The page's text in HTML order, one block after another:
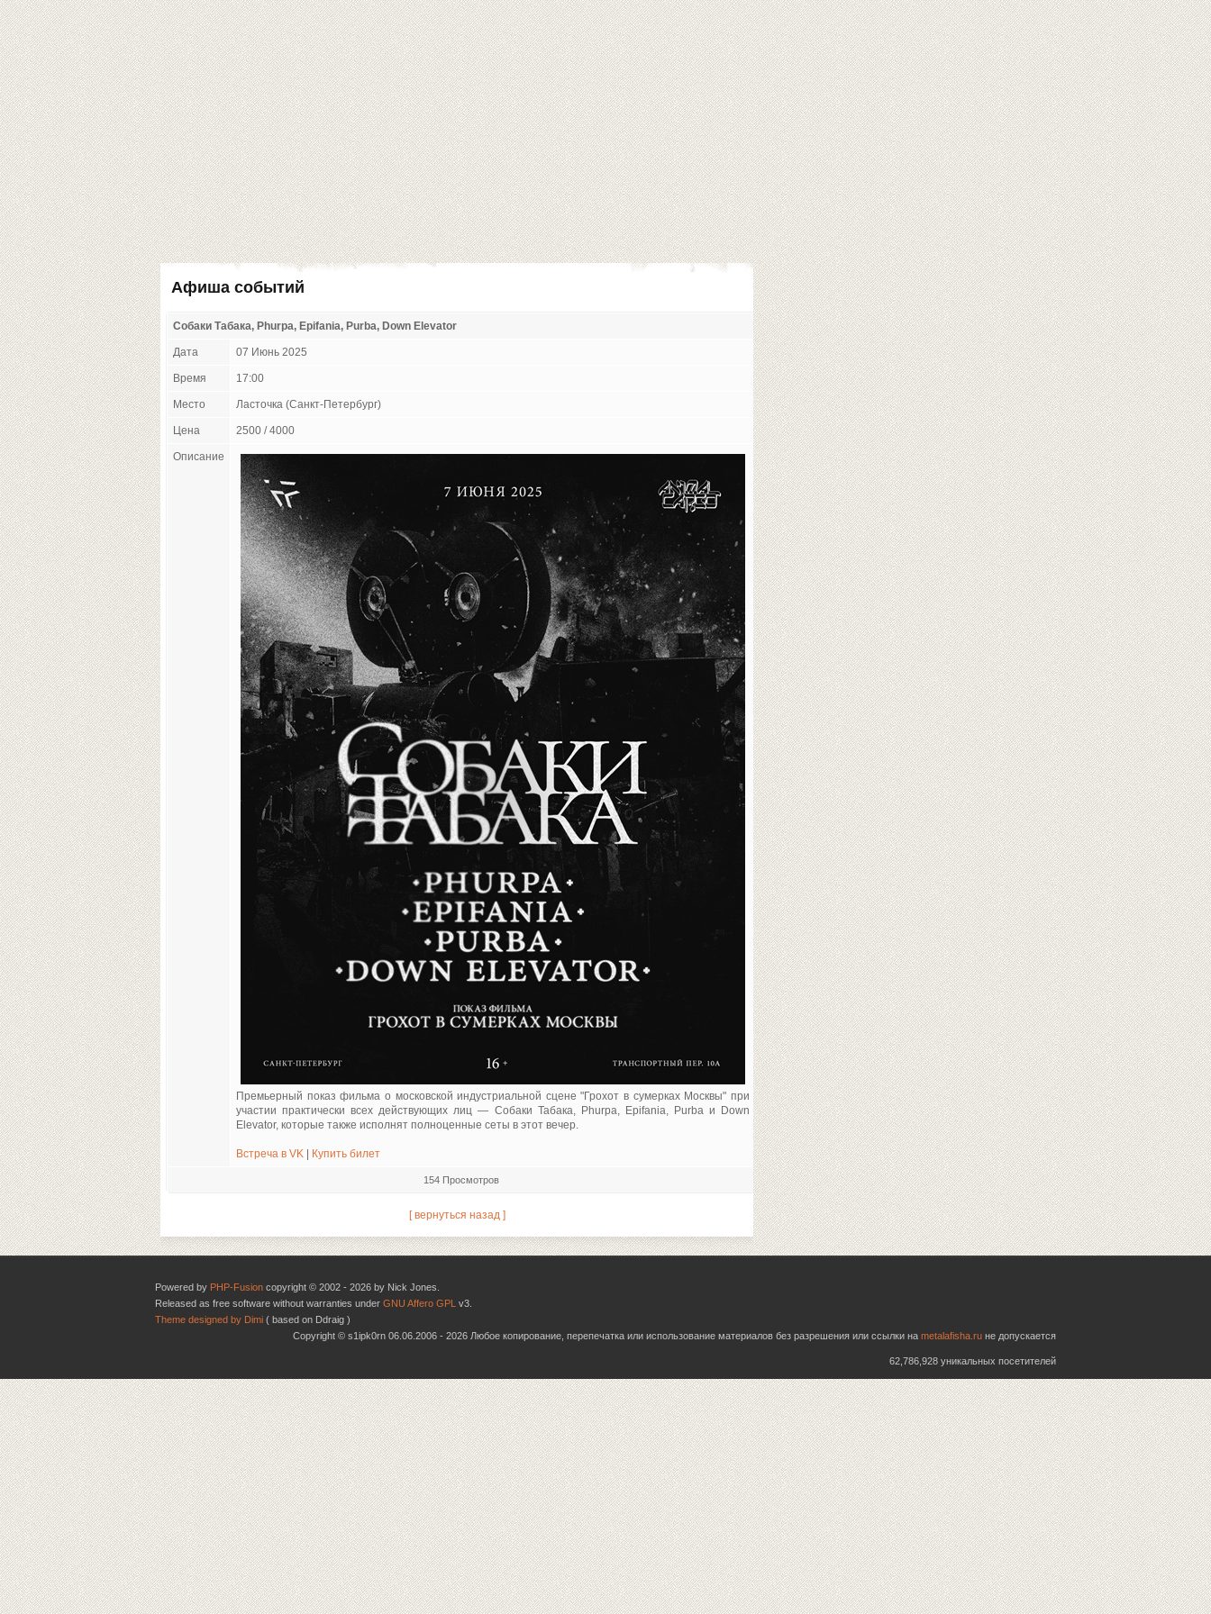
Афиша событий
Собаки Табака, Phurpa, Epifania, Purba, Down Elevator
Дата 07 Июнь 2025
Время 17:00
Место Ласточка (Санкт-Петербург)
Цена 2500 / 4000
Описание
Премьерный показ фильма о московской индустриальной сцене "Грохот в сумерках Москвы" при
участии практически всех действующих лиц — Собаки Табака, Phurpa, Epifania, Purba и Down
Elevator, которые также исполнят полноценные сеты в этот вечер.
Встреча в VK Купить билет
154 Просмотров
[ вернуться назад ]
Powered by PHP-Fusion copyright © 2002 - 2026 by Nick Jones.
Released as free software without warranties under GNU Affero GPL v3.
Theme designed by Dimi ( based on Ddraig )
Copyright © s1ipk0rn 06.06.2006 - 2026 Любое копирование, перепечатка или использование материалов без разрешения или ссылки на metalafisha.ru не допускается
62,786,928 уникальных посетителей